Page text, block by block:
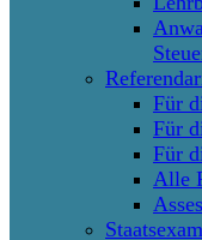
Für
Für
Für
Alle